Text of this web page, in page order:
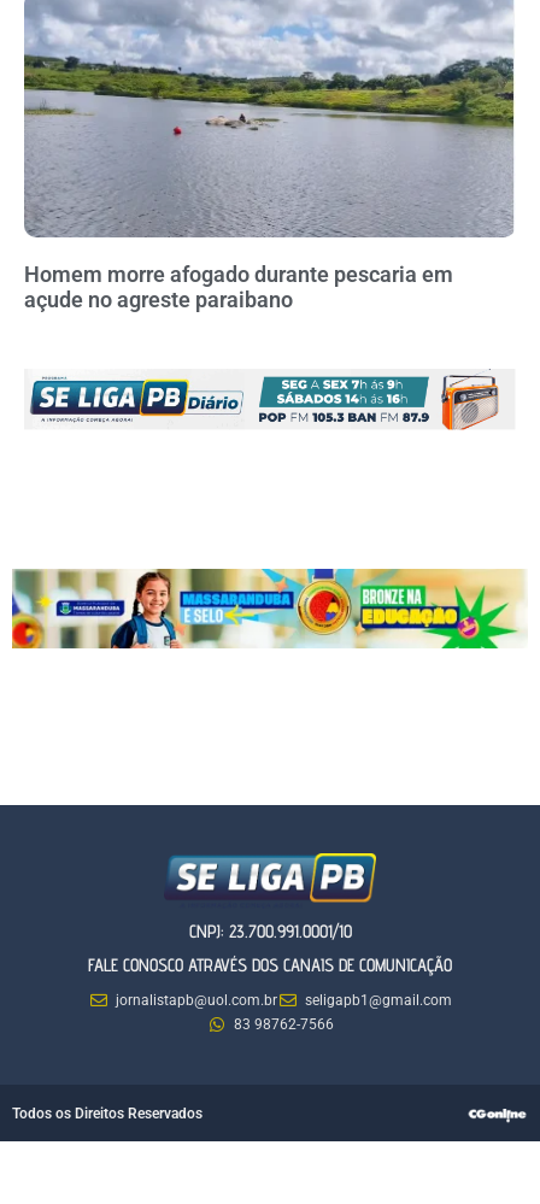
Homem morre afogado durante pescaria em
açude no agreste paraibano
CNPJ: 23.700.991.0001/10
FALE CONOSCO ATRAVÉS DOS CANAIS DE COMUNICAÇÃO
jornalistapb@uol.com.br
seligapb1@gmail.com
83 98762-7566
Todos os Direitos Reservados